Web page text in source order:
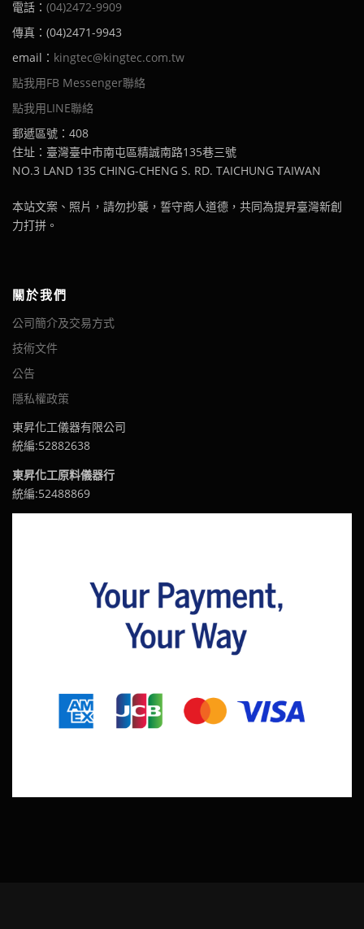
電話： (04)2472-9909
傳真：(04)2471-9943
email： kingtec@kingtec.com.tw
點我用FB Messenger聯絡
點我用LINE聯絡
郵遞區號：408
住址：臺灣臺中市南屯區精誠南路135巷三號
NO.3 LAND 135 CHING-CHENG S. RD. TAICHUNG TAIWAN
本站文案、照片，請勿抄襲，誓守商人道德，共同為提昇臺灣新創
力打拼。
關於我們
公司簡介及交易方式
技術文件
公告
隱私權政策
東昇化工儀器有限公司
統編:52882638
東昇化工原料儀器行
統編:52488869